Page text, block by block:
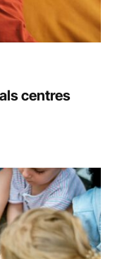
centres